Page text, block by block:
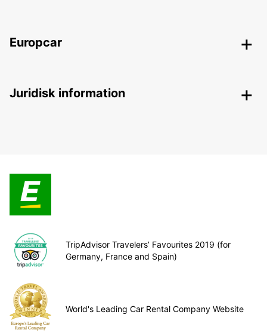
Europcar
Juridisk information
TripAdvisor Travelers’ Favourites 2019 (for
Germany, France and Spain)
World's Leading Car Rental Company Website